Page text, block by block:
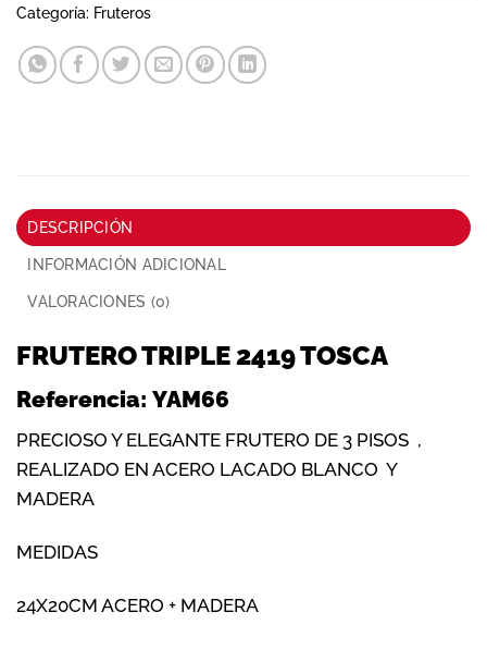
Categoría: Fruteros
DESCRIPCIÓN
INFORMACIÓN ADICIONAL
VALORACIONES (0)
FRUTERO TRIPLE 2419 TOSCA
Referencia: YAM66
PRECIOSO Y ELEGANTE FRUTERO DE 3 PISOS ,
REALIZADO EN ACERO LACADO BLANCO Y
MADERA
MEDIDAS
24X20CM ACERO + MADERA